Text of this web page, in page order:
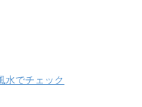
でチェック